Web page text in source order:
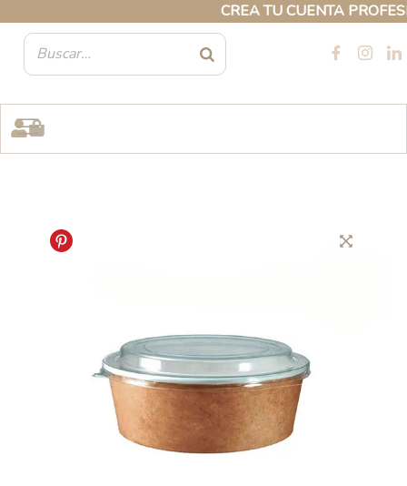
CREA TU CUENTA
contenido